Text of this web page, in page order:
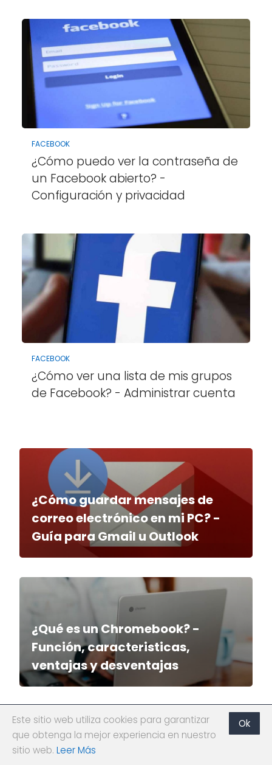
FACEBOOK
¿Cómo puedo ver la contraseña de
un Facebook abierto? -
Configuración y privacidad
FACEBOOK
¿Cómo ver una lista de mis grupos
de Facebook? - Administrar cuenta
¿Cómo guardar mensajes de
correo electrónico en mi PC? -
Guía para Gmail u Outlook
¿Qué es un Chromebook? -
Función, caracteristicas,
ventajas y desventajas
¿Cómo usar 'Encontrar mi
dispositivo' en Windows 10? -
Ok
Este sitio web utiliza cookies para garantizar
que obtenga la mejor experiencia en nuestro
sitio web. Leer Más